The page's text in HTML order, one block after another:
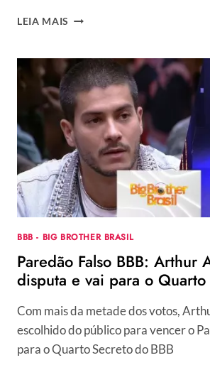
LEIA MAIS QUE
O
BBB
HOJE,
QUARTA-
FEIRA,
06/04?
QUAL
A
PROGRAMAÇÃO?
BBB - BIG BROTHER BRASIL
Paredão Falso BBB: Arthur
disputa e vai para o
Com mais da metade dos votos,
escolhido do público para vencer o
para o Quarto Secreto do BBB